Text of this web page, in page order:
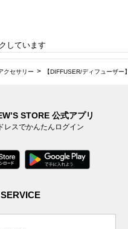
しています
クセサリー 【DIFFUSER/ディフューザ
STORE 公式アプリ
レスでかんたんログイン